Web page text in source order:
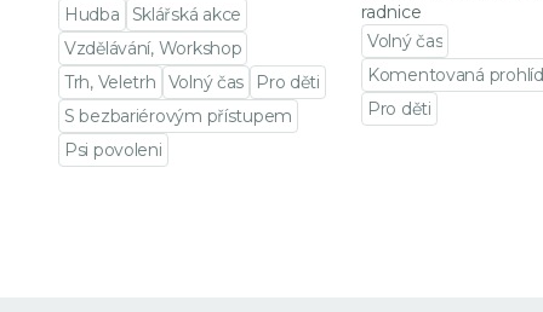
Hudba
Sklářská akce
Vzdělávání, Workshop
Trh, Veletrh
Volný čas
Pro děti
S bezbariérovým přístupem
Psi povoleni
radnice
Volný čas
Komentovaná
Pro děti